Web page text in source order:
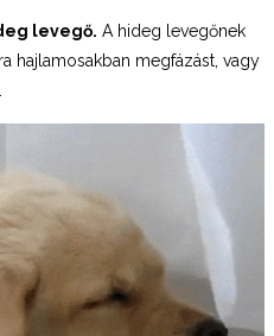
levegő. A hideg levegőnek
hajlamosakban megfázást, vagy